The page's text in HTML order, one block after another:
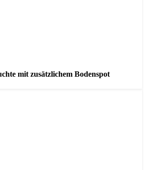
mit zusätzlichem Bodenspot